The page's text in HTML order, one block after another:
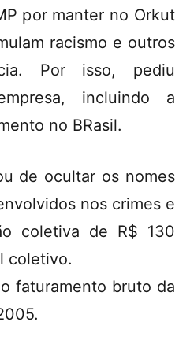
por manter no Orkut
racismo e outros
Por isso, pediu
incluindo a
no BRasil.
de ocultar os nomes
nos crimes e
coletiva de R$ 130
coletivo.
faturamento bruto da